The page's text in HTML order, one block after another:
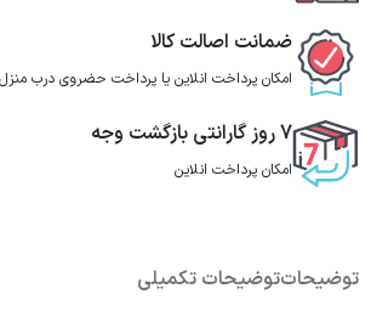
ضمانت اصالت کالا
امکان پرداخت انلاین یا پرداخت حضروی درب منزل
7 روز گارانتی بازگشت وجه
امکان پرداخت انلاین
توضیحاتتوضیحات تکمیلی